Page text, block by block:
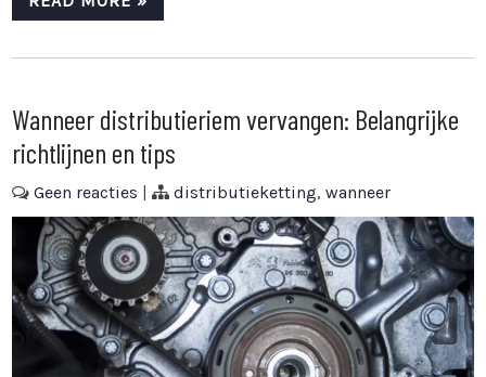
Wanneer distributieriem vervangen: Belangrijke
richtlijnen en tips
Geen reacties | distributieketting,wanneer